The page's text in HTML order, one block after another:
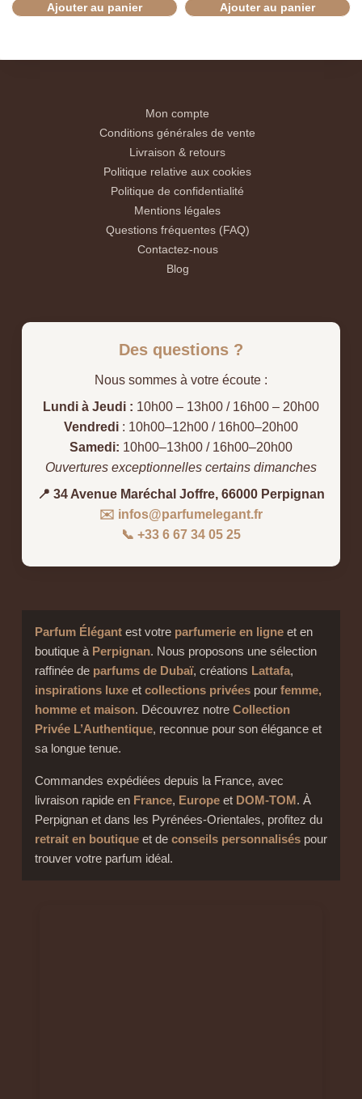
Ajouter au panier Ajouter au panier
Mon compte
Conditions générales de vente
Livraison & retours
Politique relative aux cookies
Politique de confidentialité
Mentions légales
Questions fréquentes (FAQ)
Contactez-nous
Blog
Des questions ?
Nous sommes à votre écoute :
Lundi à Jeudi : 10h00 – 13h00 / 16h00 – 20h00
Vendredi : 10h00–12h00 / 16h00–20h00
Samedi: 10h00–13h00 / 16h00–20h00
Ouvertures exceptionnelles certains dimanches
📍 34 Avenue Maréchal Joffre, 66000 Perpignan
✉️ infos@parfumelegant.fr
📞 +33 6 67 34 05 25
Parfum Élégantest votre parfumerie en ligneet en
boutique à Perpignan. Nous proposons une sélection
raffinée de parfums de Dubaï, créations Lattafa,
inspirations luxeet collections privéespour femme,
homme et maison. Découvrez notre Collection
Privée L’Authentique, reconnue pour son élégance et
sa longue tenue.
Commandes expédiées depuis la France, avec
livraison rapide en France, Europeet DOM-TOM. À
Perpignan et dans les Pyrénées-Orientales, profitez du
retrait en boutiqueet de conseils personnaliséspour
trouver votre parfum idéal.